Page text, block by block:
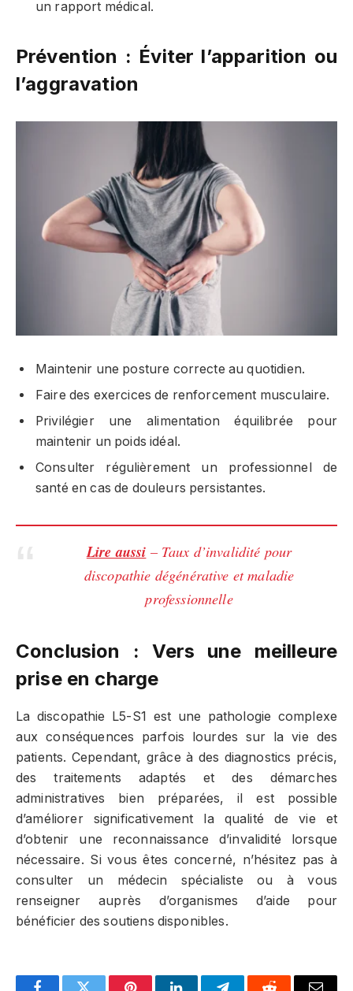
un rapport médical.
Prévention : Éviter l’apparition ou
l’aggravation
Maintenir une posture correcte au quotidien.
Faire des exercices de renforcement musculaire.
Privilégier une alimentation équilibrée pour
maintenir un poids idéal.
Consulter régulièrement un professionnel de
santé en cas de douleurs persistantes.
Lire aussi – Taux d’invalidité pour
discopathie dégénérative et maladie
professionnelle
Conclusion : Vers une meilleure
prise en charge
La discopathie L5-S1 est une pathologie complexe
aux conséquences parfois lourdes sur la vie des
patients. Cependant, grâce à des diagnostics précis,
des traitements adaptés et des démarches
administratives bien préparées, il est possible
d’améliorer significativement la qualité de vie et
d’obtenir une reconnaissance d’invalidité lorsque
nécessaire. Si vous êtes concerné, n’hésitez pas à
consulter un médecin spécialiste ou à vous
renseigner auprès d’organismes d’aide pour
bénéficier des soutiens disponibles.